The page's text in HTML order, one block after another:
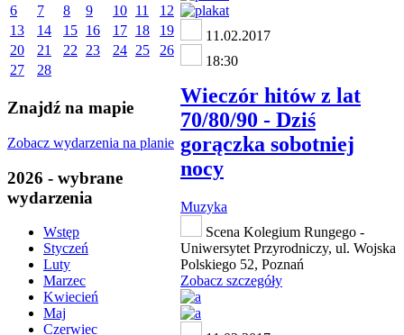
6
7 8 9 10 11
12
13
14 15 16 17 18
19
20
21 22 23 24 25
26
27
28
Znajdź na mapie
Zobacz wydarzenia na planie
2026 - wybrane
wydarzenia
Wstęp
Styczeń
Luty
Marzec
Kwiecień
Maj
Czerwiec
11.02.2017
18:30
Wieczór hitów z lat
70/80/90 - Dziś
gorączka sobotniej
nocy
Muzyka
Scena Kolegium Rungego -
Uniwersytet Przyrodniczy, ul. Wojska
Polskiego 52, Poznań
Zobacz szczegóły